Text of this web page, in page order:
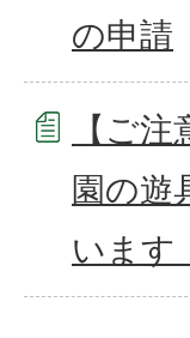
の申請
【ご
園の遊
います